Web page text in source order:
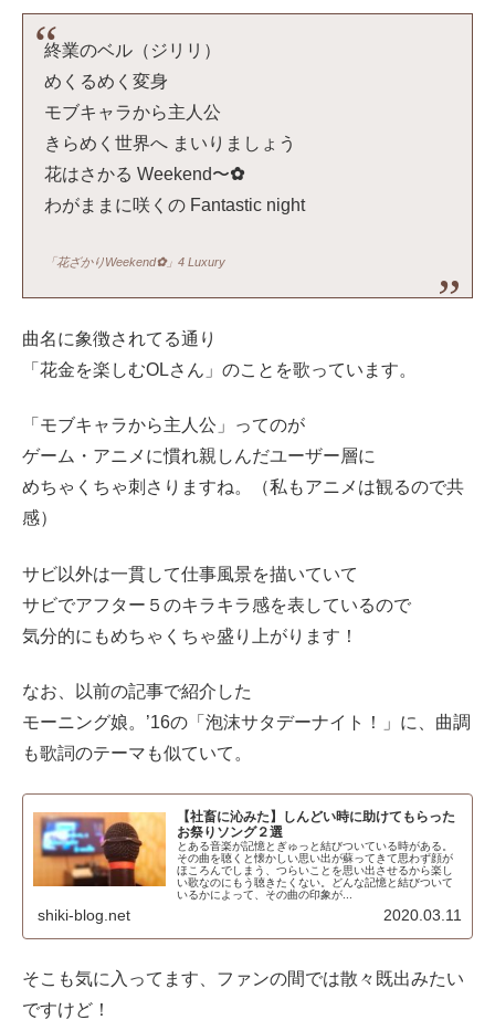
終業のベル（ジリリ）
めくるめく変身
モブキャラから主人公
きらめく世界へ まいりましょう
花はさかる Weekend〜✿
わがままに咲くの Fantastic night
「花ざかりWeekend✿」4 Luxury
曲名に象徴されてる通り
「花金を楽しむOLさん」のことを歌っています。
「モブキャラから主人公」ってのが
ゲーム・アニメに慣れ親しんだユーザー層に
めちゃくちゃ刺さりますね。（私もアニメは観るので共
感）
サビ以外は一貫して仕事風景を描いていて
サビでアフター５のキラキラ感を表しているので
気分的にもめちゃくちゃ盛り上がります！
なお、以前の記事で紹介した
モーニング娘。’16の「泡沫サタデーナイト！」に、曲調
も歌詞のテーマも似ていて。
【社畜に沁みた】しんどい時に助けてもらった
お祭りソング２選
とある音楽が記憶とぎゅっと結びついている時がある。
その曲を聴くと懐かしい思い出が蘇ってきて思わず顔が
ほころんでしまう、つらいことを思い出させるから楽し
い歌なのにもう聴きたくない。どんな記憶と結びついて
いるかによって、その曲の印象が...
shiki-blog.net 2020.03.11
そこも気に入ってます、ファンの間では散々既出みたい
ですけど！